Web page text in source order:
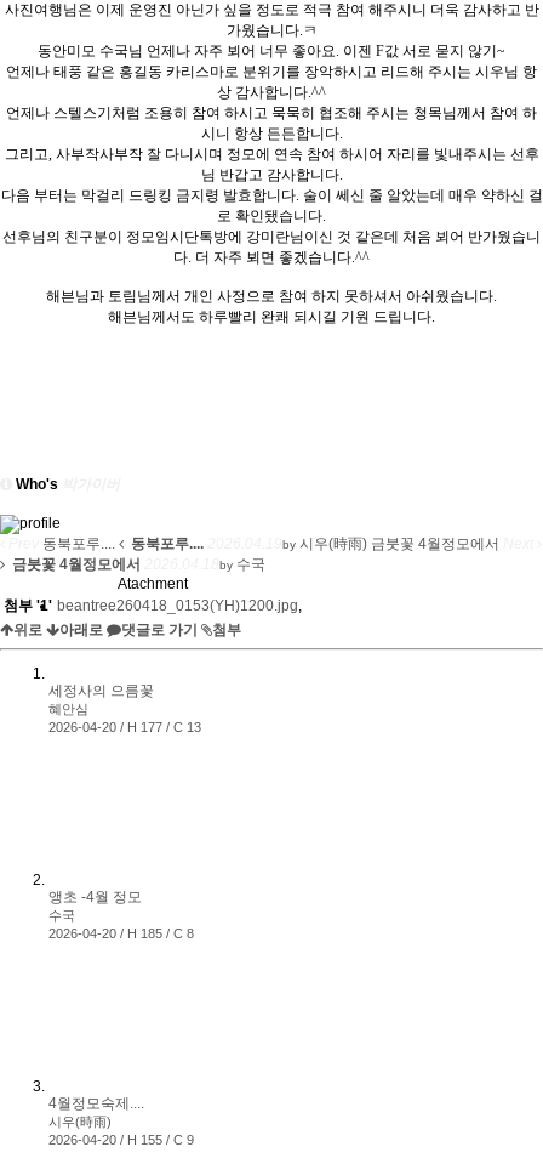
사진여행님은 이제 운영진 아닌가 싶을 정도로 적극 참여 해주시니 더욱 감사하고 반
가웠습니다.ㅋ
동안미모 수국님 언제나 자주 뵈어 너무 좋아요. 이젠 F값 서로 묻지 않기~
언제나 태풍 같은 홍길동 카리스마로 분위기를 장악하시고 리드해 주시는 시우님 항
상 감사합니다.^^
언제나 스텔스기처럼 조용히 참여 하시고 묵묵히 협조해 주시는 청목님께서 참여 하
시니 항상 든든합니다.
그리고, 사부작사부작 잘 다니시며 정모에 연속 참여 하시어 자리를 빛내주시는 선후
님 반갑고 감사합니다.
다음 부터는 막걸리 드링킹 금지령 발효합니다. 술이 쎄신 줄 알았는데 매우 약하신 걸
로 확인됐습니다.
선후님의 친구분이 정모임시단톡방에 강미란님이신 것 같은데 처음 뵈어 반가웠습니
다. 더 자주 뵈면 좋겠습니다.^^
해븐님과 토림님께서 개인 사정으로 참여 하지 못하셔서 아쉬웠습니다.
해븐님께서도 하루빨리 완쾌 되시길 기원 드립니다.
Who's
동북포루.... 동북포루.... by 시우(時雨) 금붓꽃 4월정모에서
금붓꽃 4월정모에서
by 수국
Atachment
첨부 '1' beantree260418_0153(YH)1200.jpg,
위로
아래로 댓글로 가기 첨부
세정사의 으름꽃
혜안심
2026-04-20 / H 177 / C 13
앵초 -4월 정모
수국
2026-04-20 / H 185 / C 8
4월정모숙제....
시우(時雨)
2026-04-20 / H 155 / C 9